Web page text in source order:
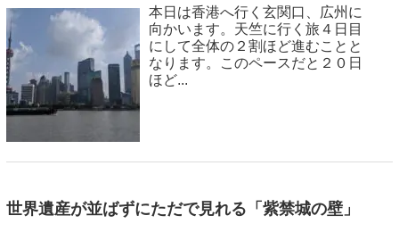
本日は香港へ行く玄関口、広州に
向かいます。天竺に行く旅４日目
にして全体の２割ほど進むことと
なります。このペースだと２０日
ほど...
世界遺産が並ばずにただで見れる「紫禁城の壁」